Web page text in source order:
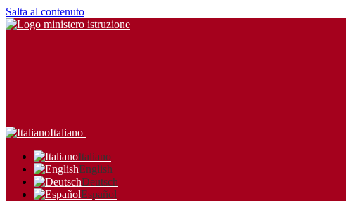
Salta al contenuto
Italiano
Italiano
English
Deutsch
Español